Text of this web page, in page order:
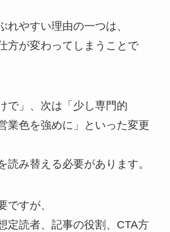
れやすい理由の一つは、
方が変わってしまうことで
で」、次は「少し専門的
業色を強めに」といった変更
読み替える必要があります。
ですが、
定読者、記事の役割、CTA方